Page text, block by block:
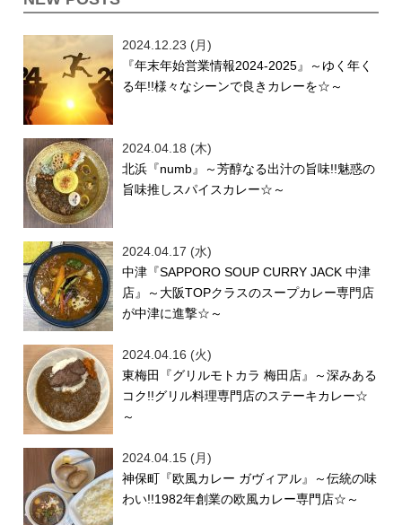
2024.12.23 (月)
『年末年始営業情報2024-2025』～ゆく年く
る年!!様々なシーンで良きカレーを☆～
2024.04.18 (木)
北浜『numb』～芳醇なる出汁の旨味!!魅惑の
旨味推しスパイスカレー☆～
2024.04.17 (水)
中津『SAPPORO SOUP CURRY JACK 中津
店』～大阪TOPクラスのスープカレー専門店
が中津に進撃☆～
2024.04.16 (火)
東梅田『グリルモトカラ 梅田店』～深みある
コク!!グリル料理専門店のステーキカレー☆
～
2024.04.15 (月)
神保町『欧風カレー ガヴィアル』～伝統の味
わい!!1982年創業の欧風カレー専門店☆～